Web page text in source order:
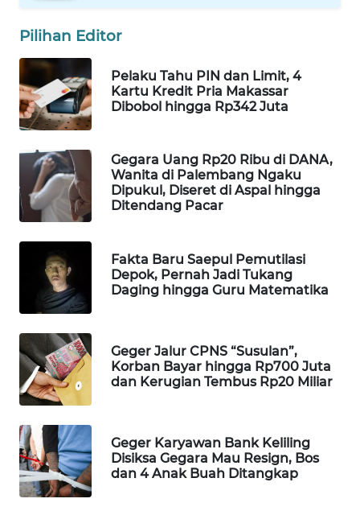
Pilihan Editor
Pelaku Tahu PIN dan Limit, 4
Kartu Kredit Pria Makassar
Dibobol hingga Rp342 Juta
Gegara Uang Rp20 Ribu di DANA,
Wanita di Palembang Ngaku
Dipukul, Diseret di Aspal hingga
Ditendang Pacar
Fakta Baru Saepul Pemutilasi
Depok, Pernah Jadi Tukang
Daging hingga Guru Matematika
Geger Jalur CPNS “Susulan”,
Korban Bayar hingga Rp700 Juta
dan Kerugian Tembus Rp20 Miliar
Geger Karyawan Bank Keliling
Disiksa Gegara Mau Resign, Bos
dan 4 Anak Buah Ditangkap
ID
WAHANANEWS
NET
WAHANA
SPORT
WAHANA
SELEB
WAHANA
PERSONA
WAHANA
OTOMOTIF
WAHANA
HEALTH